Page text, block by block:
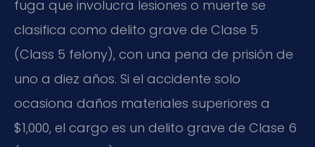
fuga que involucra lesiones o muerte se
clasifica como delito grave de Clase 5
(Class 5 felony), con una pena de prisión de
uno a diez años. Si el accidente solo
ocasiona daños materiales superiores a
$1,000, el cargo es un delito grave de Clase 6